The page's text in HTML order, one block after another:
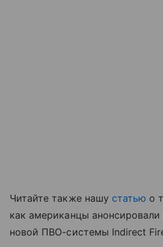
Читайте также нашу статью о
как американцы анонсировали
новой ПВО-системы Indirect